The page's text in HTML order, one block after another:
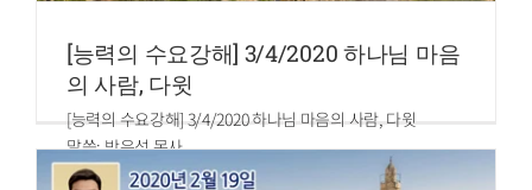
[능력의 수요강해] 3/4/2020 하나님 마음
의 사람, 다윗
[능력의 수요강해] 3/4/2020 하나님 마음의 사람, 다윗
말씀: 박은성 목사
사무엘상 22